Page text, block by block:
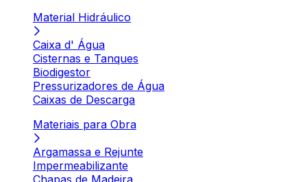
Material Hidráulico
Caixa d' Água
Cisternas e Tanques
Biodigestor
Pressurizadores de Água
Caixas de Descarga
Materiais para Obra
Argamassa e Rejunte
Impermeabilizante
Chapas de Madeira